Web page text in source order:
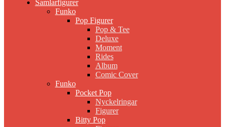
Samlarfigurer
Funko
Pop Figurer
Pop & Tee
Deluxe
Moment
Rides
Album
Comic Cover
Funko
Pocket Pop
Nyckelringar
Figurer
Bitty Pop